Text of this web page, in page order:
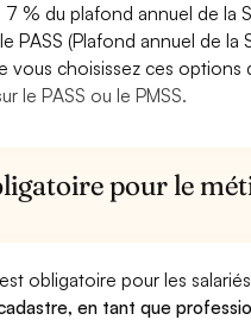
% du plafond annuel de la
(Plafond annuel de la
vous choisissez ces
le PASS ou le PMSS.
pour le
obligatoire pour les
en tant que